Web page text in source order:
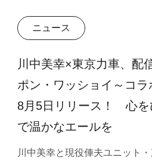
ニュース
川中美幸×東京力車、配
ポン・ワッショイ～コラ
8月5日リリース！ 心を
で温かなエールを
川中美幸と現役俥夫ユニット